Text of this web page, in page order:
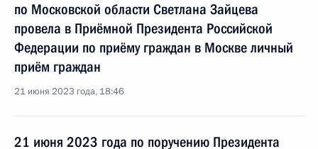
по Московской области Светлана Зайцева
провела в Приёмной Президента Российской
Федерации по приёму граждан в Москве личный
приём граждан
21 июня 2023 года, 18:46
21 июня 2023 года по поручению Президента